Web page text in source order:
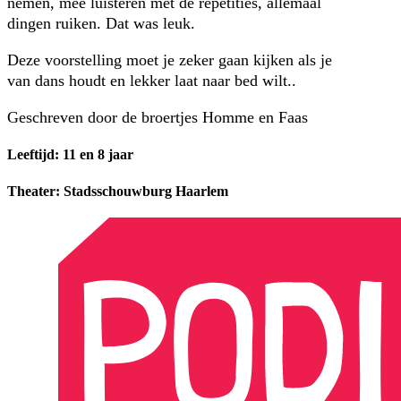
dingen ruiken. Dat was leuk.
Deze voorstelling moet je zeker gaan kijken als je
van dans houdt en lekker laat naar bed wilt..
Geschreven door de broertjes Homme en Faas
Leeftijd: 11 en 8 jaar
Theater: Stadsschouwburg Haarlem